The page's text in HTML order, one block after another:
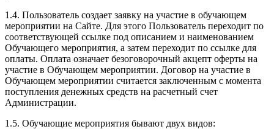
1.4. Пользователь создает заявку на участие в обучающем
мероприятии на Сайте. Для этого Пользователь переходит по
соответствующей ссылке под описанием и наименованием
Обучающего мероприятия, а затем переходит по ссылке для
оплаты. Оплата означает безоговорочный акцепт оферты на
участие в Обучающем мероприятии. Договор на участие в
Обучающем мероприятии считается заключенным с момента
поступления денежных средств на расчетный счет
Администрации.
1.5. Обучающие мероприятия бывают двух видов: